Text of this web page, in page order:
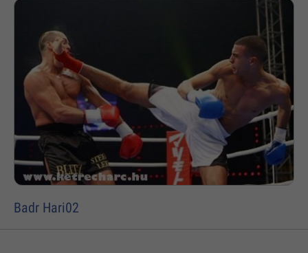
Badr Hari02